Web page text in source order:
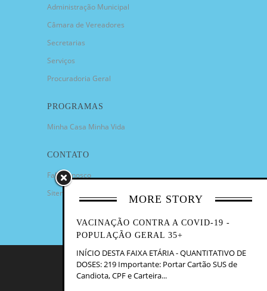
MORE STORY
VACINAÇÃO CONTRA A COVID-19 -
POPULAÇÃO GERAL 35+
INÍCIO DESTA FAIXA ETÁRIA - QUANTITATIVO DE
DOSES: 219 Importante: Portar Cartão SUS de
Candiota, CPF e Carteira...
Administração Municipal
Câmara de Vereadores
Secretarias
Serviços
Procuradoria Geral
PROGRAMAS
Minha Casa Minha Vida
CONTATO
Fale Conosco
Sitemap
COPYRIGHT 2023 - PREFEITURA
MUNICIPAL DE CANDIOTA/RS